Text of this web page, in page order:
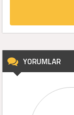
YORUMLAR